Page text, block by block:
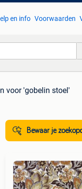
en info Voorwaarden
voor 'gobelin stoel'
Bewaar je